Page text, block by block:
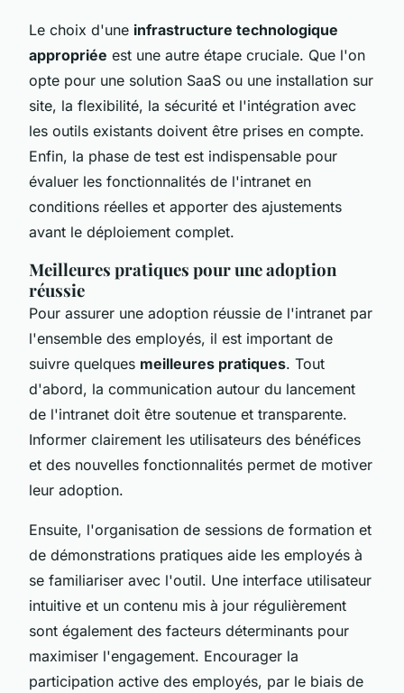
Le choix d'une infrastructure technologique
appropriée est une autre étape cruciale. Que l'on
opte pour une solution SaaS ou une installation sur
site, la flexibilité, la sécurité et l'intégration avec
les outils existants doivent être prises en compte.
Enfin, la phase de test est indispensable pour
évaluer les fonctionnalités de l'intranet en
conditions réelles et apporter des ajustements
avant le déploiement complet.
Meilleures pratiques pour une adoption
réussie
Pour assurer une adoption réussie de l'intranet par
l'ensemble des employés, il est important de
suivre quelques meilleures pratiques. Tout
d'abord, la communication autour du lancement
de l'intranet doit être soutenue et transparente.
Informer clairement les utilisateurs des bénéfices
et des nouvelles fonctionnalités permet de motiver
leur adoption.
Ensuite, l'organisation de sessions de formation et
de démonstrations pratiques aide les employés à
se familiariser avec l'outil. Une interface utilisateur
intuitive et un contenu mis à jour régulièrement
sont également des facteurs déterminants pour
maximiser l'engagement. Encourager la
participation active des employés, par le biais de